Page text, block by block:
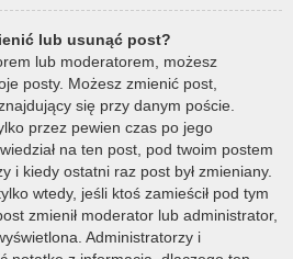
lub usunąć post?
lub moderatorem, możesz
posty. Możesz zmienić post,
się przy danym poście.
przez pewien czas po jego
na ten post, pod twoim postem
i kiedy ostatni raz post był zmieniany.
wtedy, jeśli ktoś zamieścił pod tym
zmienił moderator lub administrator,
Administratorzy i